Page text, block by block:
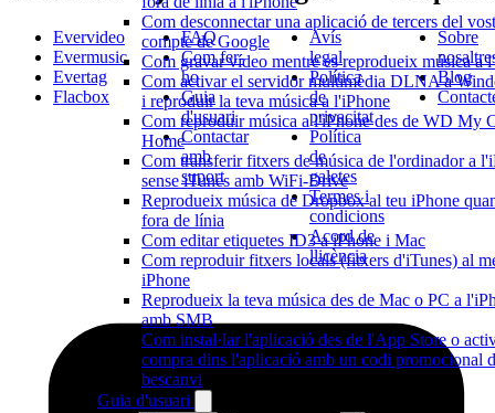
Com desconnectar una aplicació de tercers del
compte de Google
Com gravar vídeo mentre es reprodueix música a
Com activar el servidor multimèdia DLNA a
i reproduir la teva música a l'iPhone
Com reproduir música a l'iPhone des de WD My
Home
Com transferir fitxers de música de l'ordinador a
sense iTunes amb WiFi-Drive
Reprodueix música de Dropbox al teu iPhone
fora de línia
Com editar etiquetes ID3 a iPhone i Mac
Com reproduir fitxers locals (fitxers d'iTunes) al
iPhone
Reprodueix la teva música des de Mac o PC a
amb SMB
Com instal·lar l'aplicació des de l'App Store o
compra dins l'aplicació amb un codi promocional
bescanvi
Guia d'usuari
Evervideo
Evermusic
Evertag
Flacbox
FAQ
Com fer-
ho
Guia
d'usuari
Contactar
amb
suport
Avís
legal
Política
de
privacitat
Política
de
galetes
Termes i
condicions
Acord de
llicència
Sobre
Blog